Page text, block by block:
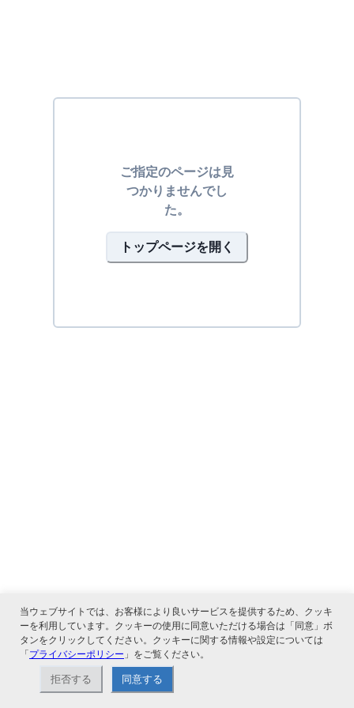
ご指定のページは見
つかりませんでし
た。
トップページを開く
当ウェブサイトでは、お客様により良いサービスを提供するため、クッキ
ーを利用しています。クッキーの使用に同意いただける場合は「同意」ボ
タンをクリックしてください。クッキーに関する情報や設定については
「プライバシーポリシー 」をご覧ください。
拒否する 同意する